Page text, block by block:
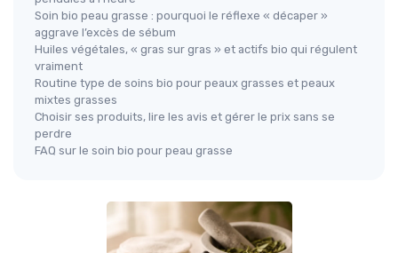
Soin bio peau grasse : pourquoi le réflexe « décaper »
aggrave l’excès de sébum
Huiles végétales, « gras sur gras » et actifs bio qui régulent
vraiment
Routine type de soins bio pour peaux grasses et peaux
mixtes grasses
Choisir ses produits, lire les avis et gérer le prix sans se
perdre
FAQ sur le soin bio pour peau grasse